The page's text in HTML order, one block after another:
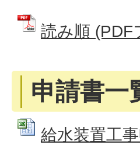
読み順 (PDF
申請書一
給水装置工